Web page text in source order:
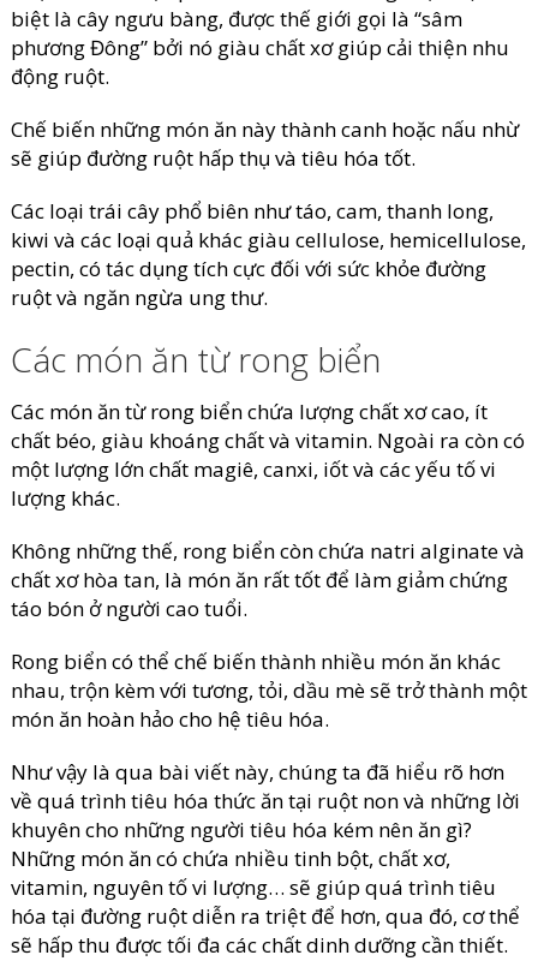
biệt là cây ngưu bàng, được thế giới gọi là “sâm
phương Đông” bởi nó giàu chất xơ giúp cải thiện nhu
động ruột.
Chế biến những món ăn này thành canh hoặc nấu nhừ
sẽ giúp đường ruột hấp thụ và tiêu hóa tốt.
Các loại trái cây phổ biên như táo, cam, thanh long,
kiwi và các loại quả khác giàu cellulose, hemicellulose,
pectin, có tác dụng tích cực đối với sức khỏe đường
ruột và ngăn ngừa ung thư.
Các món ăn từ rong biển
Các món ăn từ rong biển chứa lượng chất xơ cao, ít
chất béo, giàu khoáng chất và vitamin. Ngoài ra còn có
một lượng lớn chất magiê, canxi, iốt và các yếu tố vi
lượng khác.
Không những thế, rong biển còn chứa natri alginate và
chất xơ hòa tan, là món ăn rất tốt để làm giảm chứng
táo bón ở người cao tuổi.
Rong biển có thể chế biến thành nhiều món ăn khác
nhau, trộn kèm với tương, tỏi, dầu mè sẽ trở thành một
món ăn hoàn hảo cho hệ tiêu hóa.
Như vậy là qua bài viết này, chúng ta đã hiểu rõ hơn
về quá trình tiêu hóa thức ăn tại ruột non và những lời
khuyên cho những người tiêu hóa kém nên ăn gì?
Những món ăn có chứa nhiều tinh bột, chất xơ,
vitamin, nguyên tố vi lượng… sẽ giúp quá trình tiêu
hóa tại đường ruột diễn ra triệt để hơn, qua đó, cơ thể
sẽ hấp thu được tối đa các chất dinh dưỡng cần thiết.